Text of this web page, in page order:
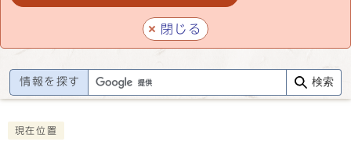
閉じる
情報を探す 検索
現在位置